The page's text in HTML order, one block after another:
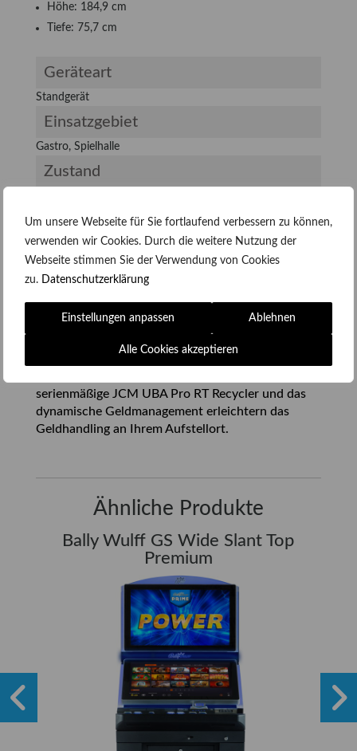
Um unsere Webseite für Sie fortlaufend verbessern zu können,
verwenden wir Cookies. Durch die weitere Nutzung der
Webseite stimmen Sie der Verwendung von Cookies
zu.
Datenschutzerklärung
Einstellungen anpassen Ablehnen
Alle Cookies akzeptieren
Höhe: 184,9 cm
Tiefe: 75,7 cm
Geräteart
Standgerät
Einsatzgebiet
Gastro, Spielhalle
Zustand
Beschreibung
Die Gehäusevariante EVO bietet Highlights, die
sich auszahlen. Beim Novoline Optimus EVO sind
das wichtige die Details, wie tiefer angeordnete
27″-PCAP-Monitore, optimiertes
Beleuchtungskonzept, anderes Topper-Design
serienmäßige JCM UBA Pro RT Recycler und das
dynamische Geldmanagement erleichtern das
Geldhandling an Ihrem Aufstellort.
Ähnliche Produkte
Bally Wulff GS Wide Slant Top
Premium